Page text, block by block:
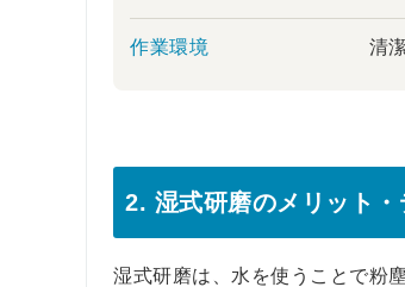
作業環境 清
2. 湿式研磨のメリット・
湿式研磨は、水を使うことで粉